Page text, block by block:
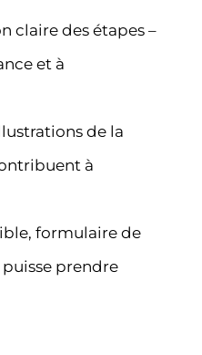
claire des étapes –
et à
de la
à
formulaire de
prendre